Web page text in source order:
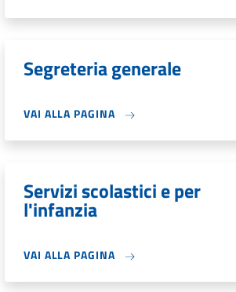
Segreteria generale
VAI ALLA PAGINA
Servizi scolastici e per
l'infanzia
VAI ALLA PAGINA